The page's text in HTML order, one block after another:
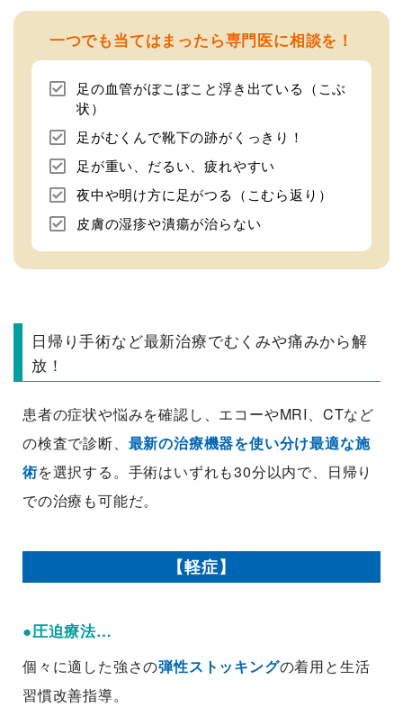
一つでも当てはまったら専門医に相談を！
足の血管がぼこぼこと浮き出ている（こぶ
状）
足がむくんで靴下の跡がくっきり！
足が重い、だるい、疲れやすい
夜中や明け方に足がつる（こむら返り）
皮膚の湿疹や潰瘍が治らない
日帰り手術など最新治療でむくみや痛みから解
放！
患者の症状や悩みを確認し、エコーやMRI、CTなど
の検査で診断、 最新の治療機器を使い分け最適な施
術を選択する。手術はいずれも30分以内で、日帰り
での治療も可能だ。
【軽症】
●圧迫療法…
個々に適した強さの弾性ストッキングの着用と生活
習慣改善指導。